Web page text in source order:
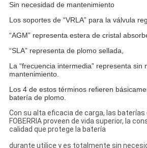
Sin necesidad de mantenimiento
Los soportes de “VRLA” para la válvula
“AGM” representa estera de cristal
“SLA” representa de plomo sellada,
La “frecuencia intermedia” representa sin
mantenimiento.
Los 4 de estos términos refieren
batería de plomo.
Con su alta eficacia de carga, las
FOBERRIA proveen de vida superior, la
calidad que protege la batería
durante utilice y es totalmente sin